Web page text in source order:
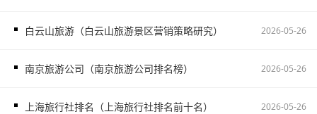
白云山旅游（白云山旅游景区营销策略研究） 2026-05-26
南京旅游公司（南京旅游公司排名榜） 2026-05-26
上海旅行社排名（上海旅行社排名前十名） 2026-05-26